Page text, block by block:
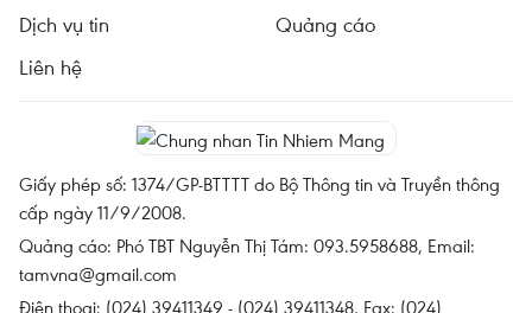
Dịch vụ tin
Quảng cáo
Liên hệ
Giấy phép số: 1374/GP-BTTTT do Bộ Thông tin và Truyền thông
cấp ngày 11/9/2008.
Quảng cáo: Phó TBT Nguyễn Thị Tám: 093.5958688, Email:
tamvna@gmail.com
Điện thoại: (024) 39411349 - (024) 39411348, Fax: (024)